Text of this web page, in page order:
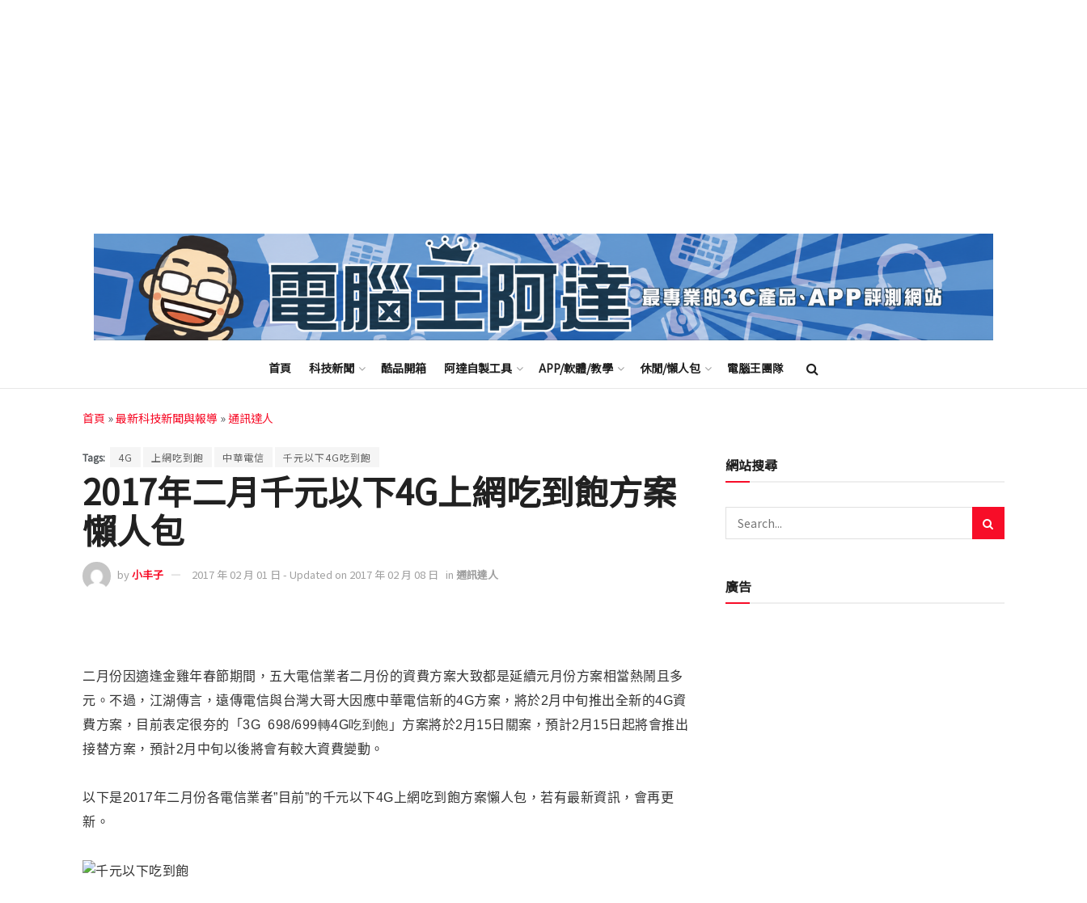
首頁 科技新聞 酷品開箱 阿達自製工具 APP/軟體/教學 休閒/懶人包 電腦王團隊
首頁 »最新科技新聞與報導 »通訊達人
Tags: 4G 上網吃到飽 中華電信 千元以下4G吃到飽
2017年二月千元以下4G上網吃到飽方案
懶人包
by小丰子 2017 年 02 月 01 日 - Updated on 2017 年 02 月 08 日 in 通訊達人
二月份因適逢金雞年春節期間，五大電信業者二月份的資費方案大致都是延續元月份方案相當熱鬧且多
元。 不過，江湖傳言 ，遠傳電信與台灣大哥大因應中華電信新的4G方案，將於2月中旬推出全新的4G資
費方案，目前表定很夯的 「 3G 698/699轉4G吃到飽 」 方案將於2月15日關案 ，預計2月15日起將會推出
接替方案，預計2月中旬以後將會有較大資費變動 。
以下是2017年二 月份各電信業者”目前”的千元以下4G上網吃到飽方案懶人包 ， 若有最新資訊 ， 會再更
新。
網站搜尋
廣告